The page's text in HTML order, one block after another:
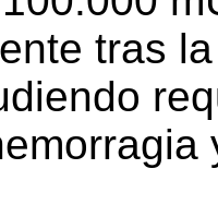
tras